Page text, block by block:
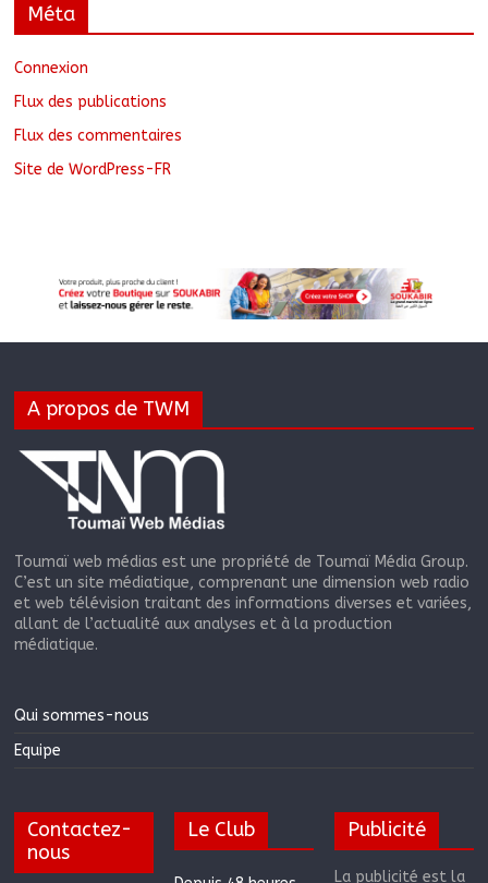
Méta
Connexion
Flux des publications
Flux des commentaires
Site de WordPress-FR
A propos de TWM
Toumaï web médias est une propriété de Toumaï Média Group.
C’est un site médiatique, comprenant une dimension web radio
et web télévision traitant des informations diverses et variées,
allant de l’actualité aux analyses et à la production
médiatique.
Qui sommes-nous
Equipe
Contactez-
nous
Le Club Publicité
La publicité est la